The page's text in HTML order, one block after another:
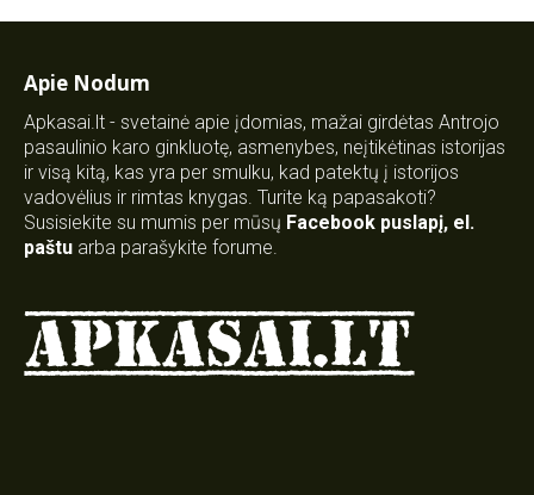
Apie Nodum
Apkasai.lt - svetainė apie įdomias, mažai girdėtas Antrojo
pasaulinio karo ginkluotę, asmenybes, neįtikėtinas istorijas
ir visą kitą, kas yra per smulku, kad patektų į istorijos
vadovėlius ir rimtas knygas. Turite ką papasakoti?
Susisiekite su mumis per mūsų Facebook puslapį, el.
paštu arba parašykite forume.